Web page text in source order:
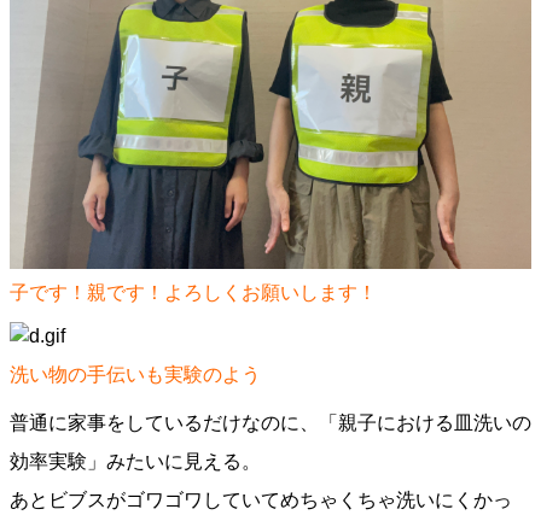
子です！親です！よろしくお願いします！
洗い物の手伝いも実験のよう
普通に家事をしているだけなのに、「親子における皿洗いの
効率実験」みたいに見える。
あとビブスがゴワゴワしていてめちゃくちゃ洗いにくかっ